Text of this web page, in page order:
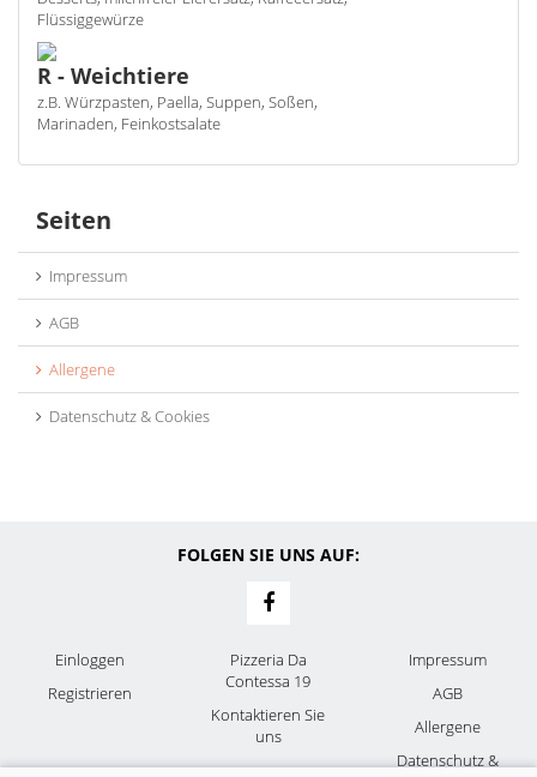
Flüssiggewürze
R - Weichtiere
z.B. Würzpasten, Paella, Suppen, Soßen,
Marinaden, Feinkostsalate
Seiten
Impressum
AGB
Allergene
Datenschutz & Cookies
FOLGEN SIE UNS AUF:
Einloggen
Registrieren
Pizzeria Da
Contessa 19
Kontaktieren Sie
uns
Impressum
AGB
Allergene
Datenschutz &